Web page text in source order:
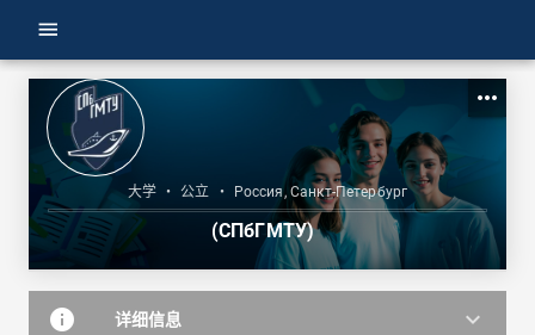
menu
more_horiz
大学 • 公立 • Россия, Санкт-Петербург
(СПбГМТУ)
info 详细信息 keyboard_arrow_down